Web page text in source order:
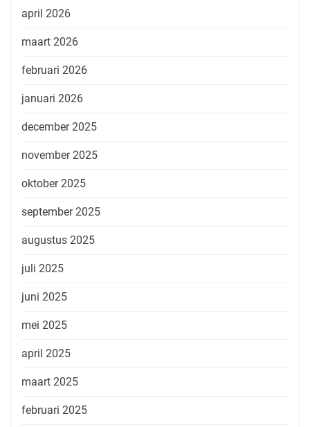
april 2026
maart 2026
februari 2026
januari 2026
december 2025
november 2025
oktober 2025
september 2025
augustus 2025
juli 2025
juni 2025
mei 2025
april 2025
maart 2025
februari 2025